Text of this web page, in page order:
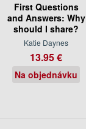
First Questions
and Answers: Why
should I share?
Katie Daynes
13.95 €
Na objednávku